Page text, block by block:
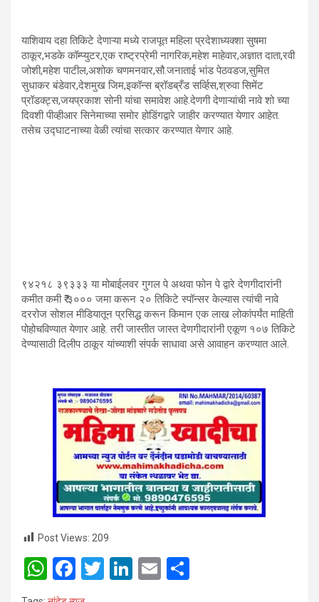
याशिवाय दहा तिकिटे देणाऱ्या मध्ये राजपूत महिला प्रदेशाध्यक्शा सुषमा
ठाकूर,भडके कॉम्प्युटर,एक राष्ट्रप्रेमी नागरिक,महेश माहेवार,अज्ञात दाता,रवी
जोशी,महेश पाटील,अशोक चणमनवार,सौ.जनाताई भांड पेठवडज,सुमित
सुधाकर बंडेवार,देशमुख जिम,इकॉन्स ब्रॉडब्रँड सर्व्हिस,श्रुवा सिमेंट
प्रॉडक्ट्स,जयप्रकाश सोनी यांचा समावेश आहे.देणगी देणाऱ्यांची नावे शो च्या
दिवशी पीव्हीआर सिनेमाच्या समोर होडिंगद्वारे जाहीर करण्यात येणार आहेत.
तसेच उद्घाटनाच्या वेळी त्यांचा सत्कार करण्यात येणार आहे.
९४२१८ ३९३३३ या मोबाईलवर गुगल पे अथवा फोन पे द्वारे देणगीदारांनी
कमीत कमी ₹ ३००० जमा करून २० तिकिटे स्पॉन्सर केल्यास त्यांची नावे
दररोज सोशल मीडियातून प्रसिद्ध करून किमान एक लाख लोकांपर्यंत माहिती
पोहोचविण्यात येणार आहे. तरी जास्तीत जास्त देणगीदारांनी एकूण १०७ तिकिटे
देण्यासाठी दिलीप ठाकूर यांच्याशी संपर्क साधावा असे आवाहन करण्यात आले.
Post Views: 209
W
h
F
a
T
Li
E